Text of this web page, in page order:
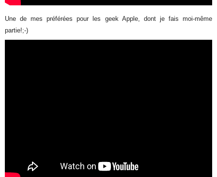
Une de mes préférées pour les geek Apple, dont je fais moi-même
partie!;-)